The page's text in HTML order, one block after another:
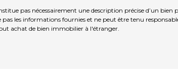
pas nécessairement une description précise d’un
les informations fournies et ne peut être tenu
achat de bien immobilier à l'étranger.